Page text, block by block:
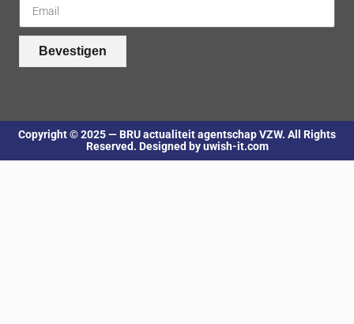
Bevestigen
Copyright © 2025 — BRU actualiteit agentschap VZW. All Rights
Reserved. Designed by uwish-it.com